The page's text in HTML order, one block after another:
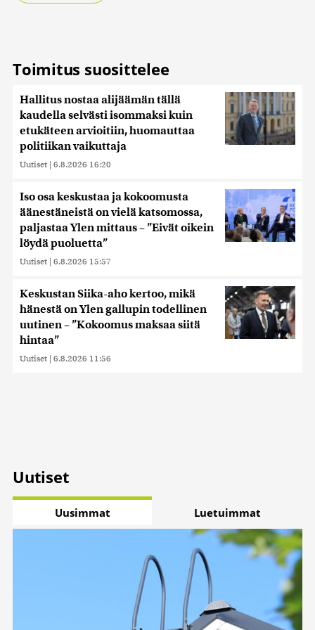
Toimitus suosittelee
Hallitus nostaa alijäämän tällä
kaudella selvästi isommaksi kuin
etukäteen arvioitiin, huomauttaa
politiikan vaikuttaja
Uutiset | 6.8.2026 16:20
Iso osa keskustaa ja kokoomusta
äänestäneistä on vielä katsomossa,
paljastaa Ylen mittaus – ”Eivät oikein
löydä puoluetta”
Uutiset | 6.8.2026 15:57
Keskustan Siika-aho kertoo, mikä
hänestä on Ylen gallupin todellinen
uutinen – ”Kokoomus maksaa siitä
hintaa”
Uutiset | 6.8.2026 11:56
Uutiset
Uusimmat Luetuimmat